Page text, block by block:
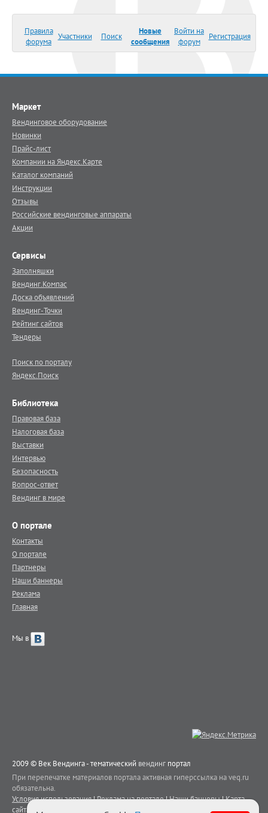
Правила
форума
Участники Поиск
Новые
сообщения
Войти на
форум
Регистрация
Маркет
Вендинговое оборудование
Новинки
Прайс-лист
Компании на Яндекс.Карте
Каталог компаний
Инструкции
Отзывы
Российские вендинговые аппараты
Акции
Сервисы
Заполняшки
Вендинг.Компас
Доска объявлений
Вендинг-Точки
Рейтинг сайтов
Тендеры
Поиск по порталу
Яндекс.Поиск
Библиотека
Правовая база
Налоговая база
Выставки
Интервью
Безопасность
Вопрос-ответ
Вендинг в мире
О портале
Контакты
О портале
Партнеры
Наши баннеры
Реклама
Главная
Мы в
2009 © Век Вендинга - тематический вендинг портал
При перепечатке материалов портала активная гиперссылка на veq.ru
обязательна.
Условия использования|Реклама на портале|Наши баннеры|Карта
сайта
Контакты